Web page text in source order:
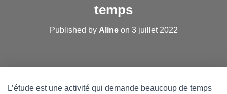
A
temps
Published by Alineon 3 juillet 2022
L’étude est une activité qui demande beaucoup de temps